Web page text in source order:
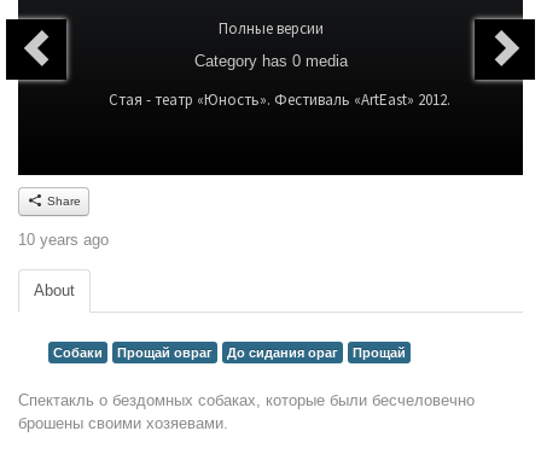
Полные версии
Categoryhas 0 media
Стая - театр «Юность». Фестиваль «ArtEast» 2012.
Share
10 years ago
About
Собаки Прощай овраг До сидания ораг Прощай
Спектакль о бездомных собаках, которые были бесчеловечно
брошены своими хозяевами.